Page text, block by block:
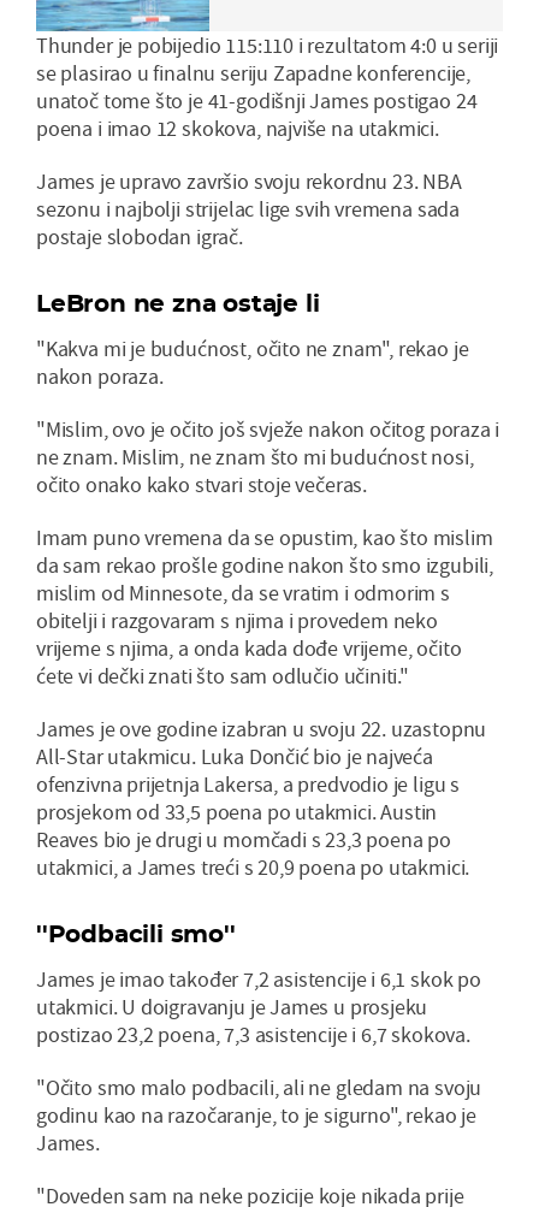
Thunder je pobijedio 115:110 i rezultatom 4:0 u seriji
se plasirao u finalnu seriju Zapadne konferencije,
unatoč tome što je 41-godišnji James postigao 24
poena i imao 12 skokova, najviše na utakmici.
James je upravo završio svoju rekordnu 23. NBA
sezonu i najbolji strijelac lige svih vremena sada
postaje slobodan igrač.
LeBron ne zna ostaje li
"Kakva mi je budućnost, očito ne znam", rekao je
nakon poraza.
"Mislim, ovo je očito još svježe nakon očitog poraza i
ne znam. Mislim, ne znam što mi budućnost nosi,
očito ⁠onako kako stvari stoje večeras.
Imam puno vremena da se opustim, kao što mislim
da sam rekao prošle godine nakon što smo izgubili,
mislim od Minnesote, da se vratim i odmorim s
obitelji i razgovaram s njima i provedem neko
vrijeme s njima, a onda kada dođe vrijeme, očito
ćete vi dečki znati što sam odlučio učiniti."
James je ove godine izabran u svoju 22. uzastopnu
All-Star utakmicu. Luka Dončić bio je najveća
ofenzivna prijetnja Lakersa, a predvodio je ligu s
prosjekom od 33,5 poena po utakmici. Austin
Reaves bio je drugi u momčadi s 23,3 poena po
utakmici, a James treći s 20,9 poena po utakmici.
''Podbacili smo''
James je imao također 7,2 asistencije i 6,1 skok po
utakmici. U doigravanju je James u prosjeku
postizao 23,2 poena, 7,3 asistencije i 6,7 skokova.
"Očito smo malo podbacili, ali ne gledam na svoju
godinu kao na razočaranje, to je sigurno", rekao je
James.
"Doveden sam na neke pozicije koje nikada prije